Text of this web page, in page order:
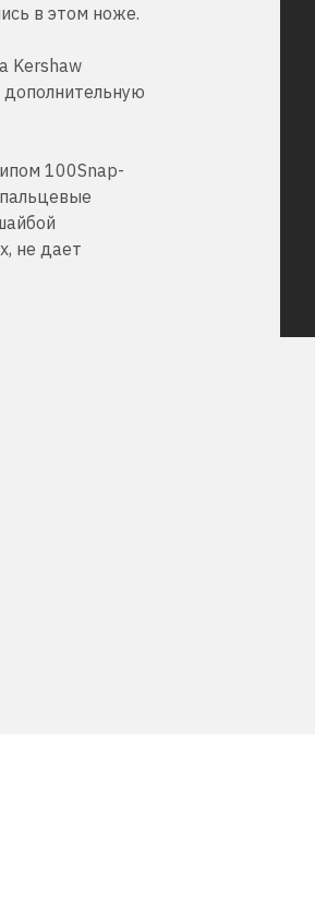
в этом ноже.
Kershaw
100Snap-
не дает